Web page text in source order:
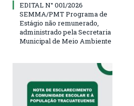
EDITAL N° 001/2026
SEMMA/PMT Programa de
Estágio não remunerado,
administrado pela Secretaria
Municipal de Meio Ambiente